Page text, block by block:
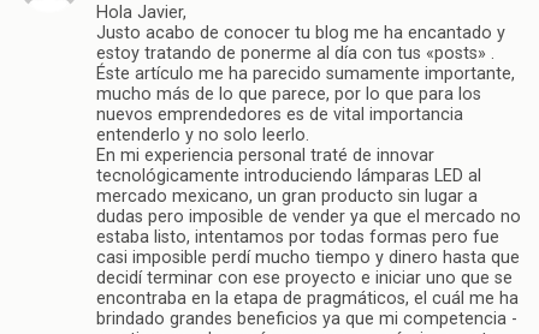
Hola Javier,
Justo acabo de conocer tu blog me ha encantado y
estoy tratando de ponerme al día con tus «posts» .
Éste artículo me ha parecido sumamente importante,
mucho más de lo que parece, por lo que para los
nuevos emprendedores es de vital importancia
entenderlo y no solo leerlo.
En mi experiencia personal traté de innovar
tecnológicamente introduciendo lámparas LED al
mercado mexicano, un gran producto sin lugar a
dudas pero imposible de vender ya que el mercado no
estaba listo, intentamos por todas formas pero fue
casi imposible perdí mucho tiempo y dinero hasta que
decidí terminar con ese proyecto e iniciar uno que se
encontraba en la etapa de pragmáticos, el cuál me ha
brindado grandes beneficios ya que mi competencia -